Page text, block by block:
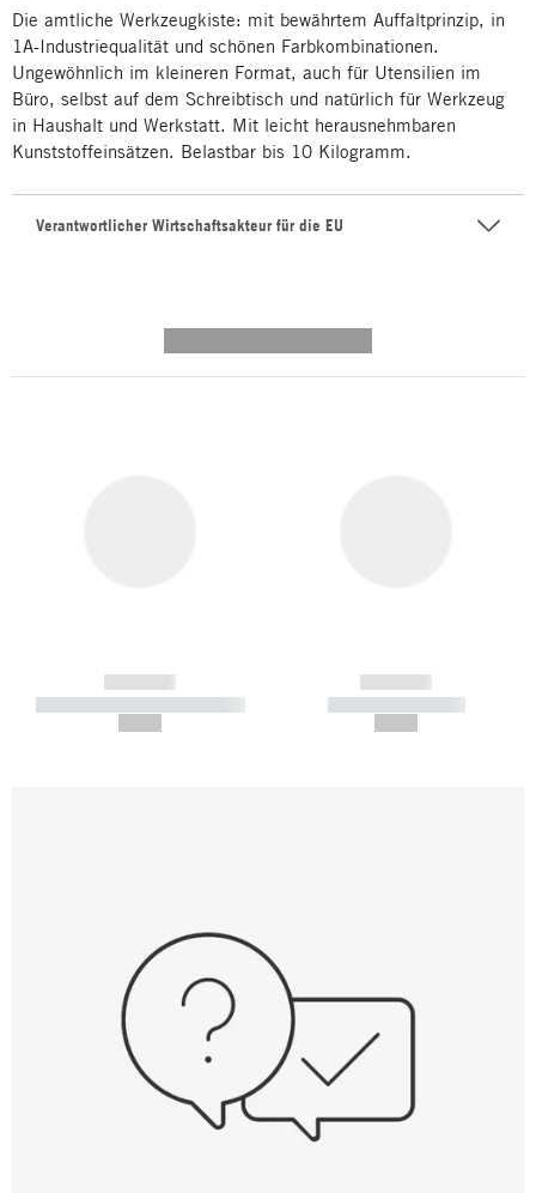
Die amtliche Werkzeugkiste: mit bewährtem Auffaltprinzip, in
1A-Industriequalität und schönen Farbkombinationen.
Ungewöhnlich im kleineren Format, auch für Utensilien im
Büro, selbst auf dem Schreibtisch und natürlich für Werkzeug
in Haushalt und Werkstatt. Mit leicht herausnehmbaren
Kunststoffeinsätzen. Belastbar bis 10 Kilogramm.
Verantwortlicher Wirtschaftsakteur für die EU
------------
----------- ----------- -----------
------------
----------- -----------